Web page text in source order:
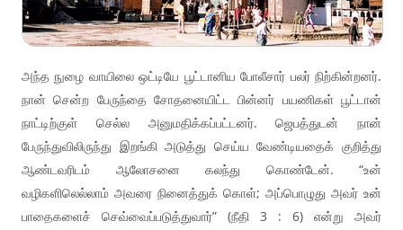
அந்த நுழை வாயிலை ஒட்டியே பூட்டானிய போலீசார் பலர் நிற்கின்றனர்.
நான் சென்ற பேருந்தை சோதனையிட்ட பின்னர் பயணிகள் பூட்டான்
நாட்டிற்குள் செல்ல அனுமதிக்கப்பட்டனர். ஜெபத்துடன் நான்
பேருந்துவிலிருந்து இறங்கி அடுத்து செய்ய வேண்டியதைக் குறித்து
ஆண்டவரிடம் ஆலோசனை கலந்து கொண்டேன். “உன்
வழிகளிலெல்லாம் அவரை நினைத்துக் கொள்; அப்பொழுது அவர் உன்
பாதைகளைச் செவ்வைப்படுத்துவார்” (நீதி 3 : 6) என்று அவர்